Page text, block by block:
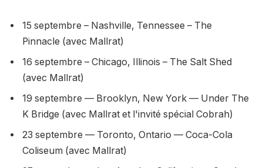
15 septembre – Nashville, Tennessee – The
Pinnacle (avec Mallrat)
16 septembre – Chicago, Illinois – The Salt Shed
(avec Mallrat)
19 septembre — Brooklyn, New York — Under The
K Bridge (avec Mallrat et l'invité spécial Cobrah)
23 septembre — Toronto, Ontario — Coca-Cola
Coliseum (avec Mallrat)